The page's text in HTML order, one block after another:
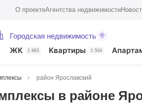
О проектеАгентства недвижимости
Городская недвижимость
ЖК 1 863 Квартиры 1 504
район Ярославский
в районе